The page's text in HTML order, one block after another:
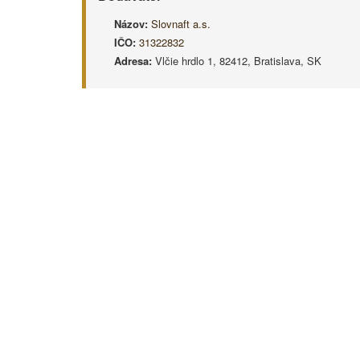
Názov: Slovnaft a.s.
IČO: 31322832
Adresa: Vlčie hrdlo 1, 82412, Bratislava, SK